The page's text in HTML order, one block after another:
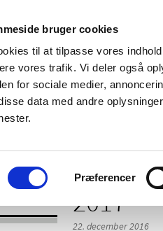
bruger cookies
til at tilpasse vores
vores trafik. Vi deler også
for sociale medier,
data med andre
Præferencer
Bivirkninger og
produktinformation
2017
22. december 2016